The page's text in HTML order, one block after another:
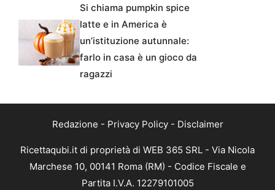
Si chiama pumpkin spice
latte e in America è
un’istituzione autunnale:
farlo in casa è un gioco da
ragazzi
Redazione - Privacy Policy- Disclaimer
Ricettaqubi.it di proprietà di WEB 365 SRL - Via Nicola
Marchese 10, 00141 Roma (RM) - Codice Fiscale e
Partita I.V.A. 12279101005